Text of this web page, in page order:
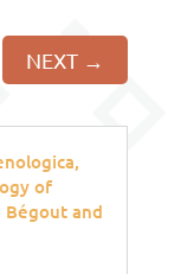
NEXT →
of
Bégout and